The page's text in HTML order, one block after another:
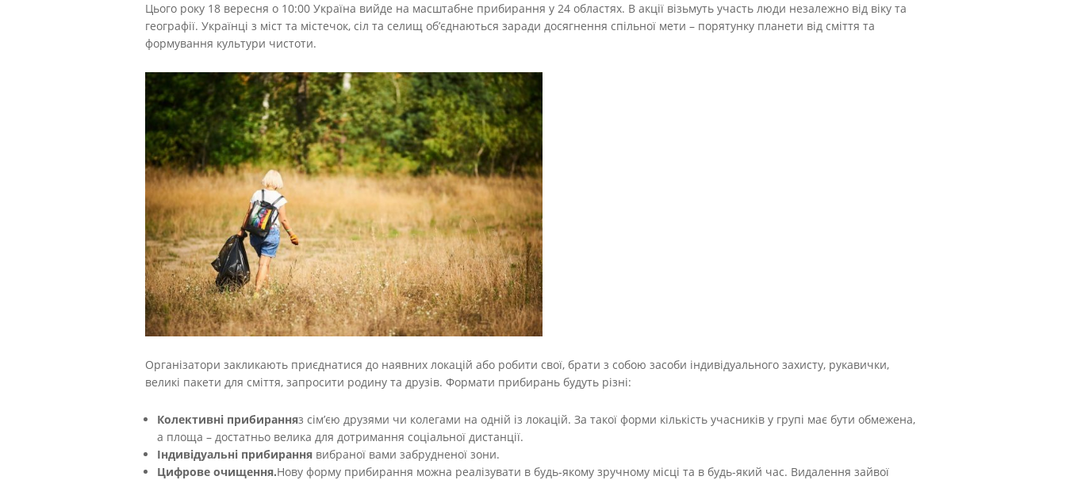
Цього року 18 вересня о 10:00 Україна вийде на масштабне прибирання у 24 областях. В акції візьмуть участь люди незалежно від віку та
географії. Українці з міст та містечок, сіл та селищ об’єднаються заради досягнення спільної мети – порятунку планети від сміття та
формування культури чистоти.
Організатори закликають приєднатися до наявних локацій або робити свої, брати з собою засоби індивідуального захисту, рукавички,
великі пакети для сміття, запросити родину та друзів. Формати прибирань будуть різні:
Колективні прибиранняз сім’єю друзями чи колегами на одній із локацій. За такої форми кількість учасників у групі має бути обмежена,
а площа – достатньо велика для дотримання соціальної дистанції.
Індивідуальні прибирання вибраної вами забрудненої зони.
Цифрове очищення.Нову форму прибирання можна реалізувати в будь-якому зручному місці та в будь-який час. Видалення зайвої